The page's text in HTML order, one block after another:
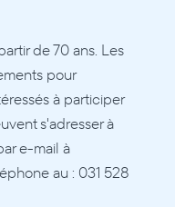
de 70 ans. Les
pour
à participer
s'adresser à
notre responsable de projet : par e-mail à
au : 031 528